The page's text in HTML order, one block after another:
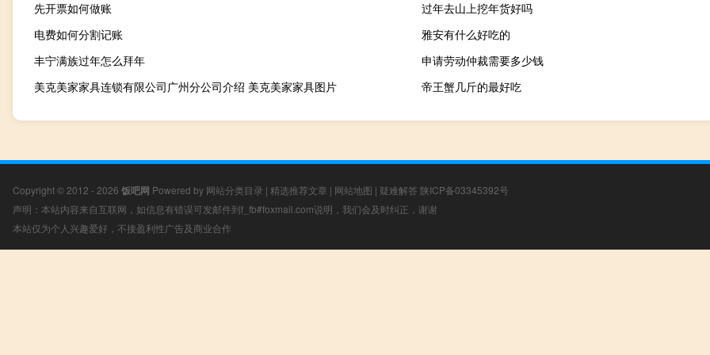
先开票如何做账
过年去山上挖年货好吗
电费如何分割记账
雅安有什么好吃的
丰宁满族过年怎么拜年
申请劳动仲裁需要多少钱
美克美家家具连锁有限公司广州分公司介绍 美克美家家具图片
帝王蟹几斤的最好吃
Copyright © 2012 - 2026 饭吧网 Powered by 网站分类目录 | 精选推荐文章 | 网站地图 | 疑难解答 陕ICP备03345392号
声明：本站内容来自互联网，如信息有错误可发邮件到f_fb#foxmail.com说明，我们会及时纠正，谢谢
本站仅为个人兴趣爱好，不接盈利性广告及商业合作